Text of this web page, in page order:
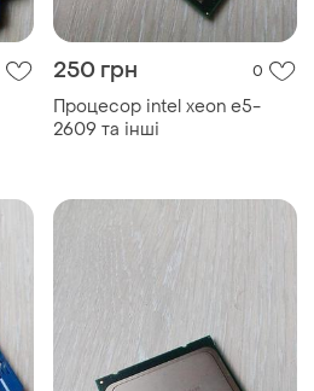
250 грн 0
Процесор intel xeon e5-
2609 та інші